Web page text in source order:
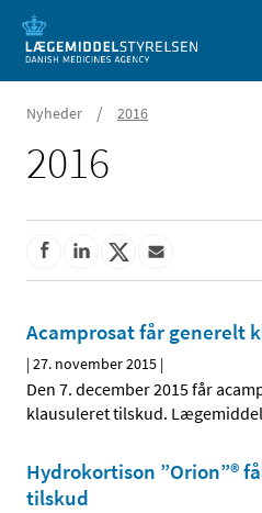
Nyheder / 2016
2016
Acamprosat får generelt
|27. november 2015 |
Den 7. december 2015 får
klausuleret tilskud.
Hydrokortison ”Orion”®
tilskud